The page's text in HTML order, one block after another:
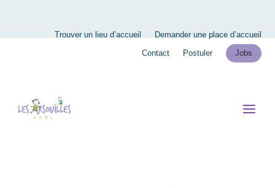
Trouver un lieu d’accueil
Demander une place d’accueil
Contact
Postuler Jobs